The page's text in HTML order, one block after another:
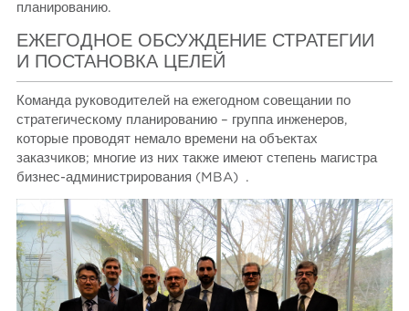
планированию.
ЕЖЕГОДНОЕ ОБСУЖДЕНИЕ СТРАТЕГИИ
И ПОСТАНОВКА ЦЕЛЕЙ
Команда руководителей на ежегодном совещании по
стратегическому планированию – группа инженеров,
которые проводят немало времени на объектах
заказчиков; многие из них также имеют степень магистра
бизнес-администрирования (MBA) .